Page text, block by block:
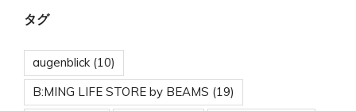
タグ
augenblick(10)
B:MING LIFE STORE by BEAMS (19)